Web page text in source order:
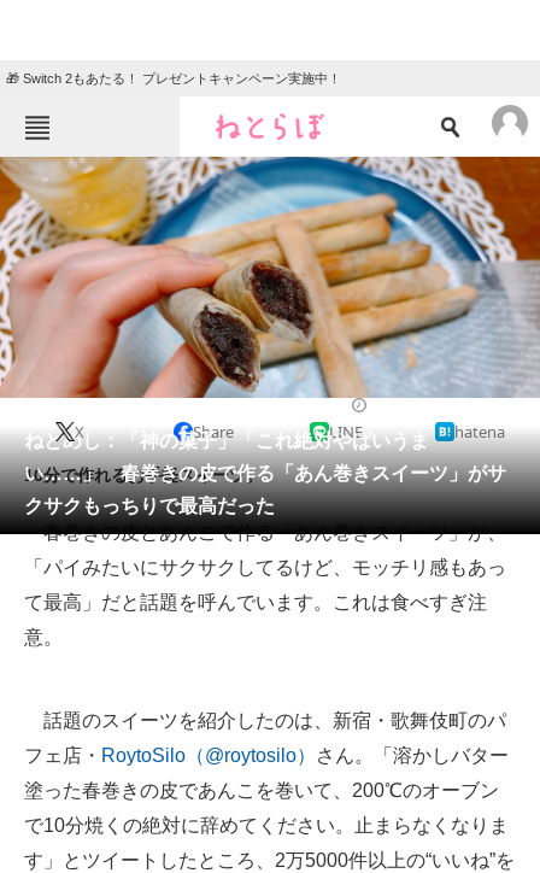
🎁 Switch 2もあたる！ プレゼントキャンペーン実施中！
ねとらぼメニュー
TOP ニュース
エンタメ クイズ
グルメ 地域
住まい 教育・育児
リサーチ
会員記事
メディア
注目記事を集めた総合ページ
ITの今と未来を見通す
好きが集まる 比べて選べる
ビジネスと働き方のヒント
AI活用のいまが分かる
ねとめし：「神の菓子」「これ絶対やばいうま
い……」 春巻きの皮で作る「あん巻きスイーツ」がサ
クサクもっちりで最高だった
X Share LINE hatena
10分で作れるお手軽スイーツ。
春巻きの皮とあんこで作る「あん巻きスイーツ」が、
「パイみたいにサクサクしてるけど、モッチリ感もあっ
て最高」だと話題を呼んでいます。これは食べすぎ注
意。
話題のスイーツを紹介したのは、新宿・歌舞伎町のパ
フェ店・ RoytoSilo（@roytosilo）
さん。「溶かしバター
塗った春巻きの皮であんこを巻いて、200℃のオーブン
で10分焼くの絶対に辞めてください。止まらなくなりま
す」とツイートしたところ、2万5000件以上の“いいね”を